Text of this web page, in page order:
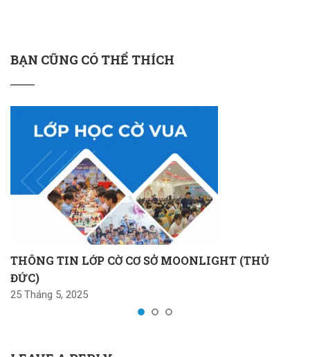
BẠN CŨNG CÓ THỂ THÍCH
THÔNG TIN LỚP CỜ CƠ SỞ MOONLIGHT (THỦ
ĐỨC)
25 Tháng 5, 2025